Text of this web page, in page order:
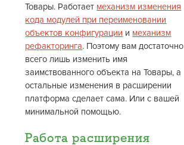
Товары. Работает механизм изменения
кода модулей при переименовании
объектов конфигурации и механизм
рефакторинга. Поэтому вам достаточно
всего лишь изменить имя
заимствованного объекта на Товары, а
остальные изменения в расширении
платформа сделает сама. Или с вашей
минимальной помощью.
Работа расширения